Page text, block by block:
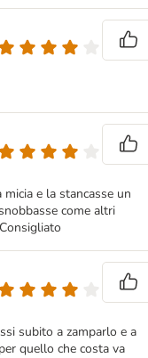
e la stancasse un
come altri
subito a zamparlo e a
quello che costa va